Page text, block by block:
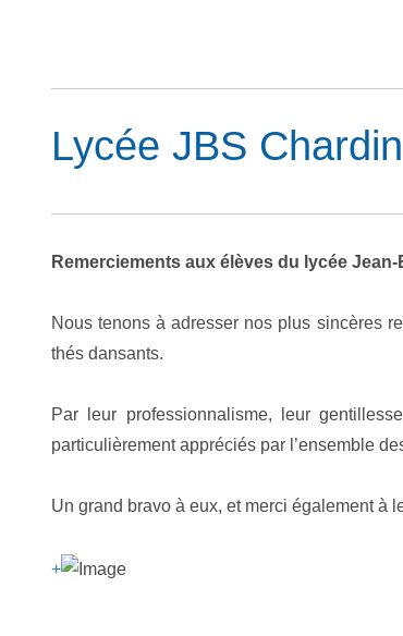
Lycée JBS Chardin
Remerciements aux élèves du lycée
Nous tenons à adresser nos plus sincères
thés dansants.
Par leur professionnalisme, leur
particulièrement appréciés par l’ensemble
Un grand bravo à eux, et merci également à
+